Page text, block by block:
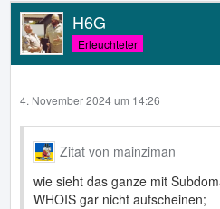
H6G
Erleuchteter
4. November 2024 um 14:26
Zitat von mainziman
wie sieht das ganze mit
WHOIS gar nicht aufscheinen;